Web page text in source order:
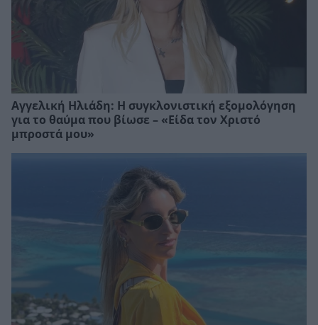
Αγγελική Ηλιάδη: Η συγκλονιστική εξομολόγηση
για το θαύμα που βίωσε – «Είδα τον Χριστό
μπροστά μου»